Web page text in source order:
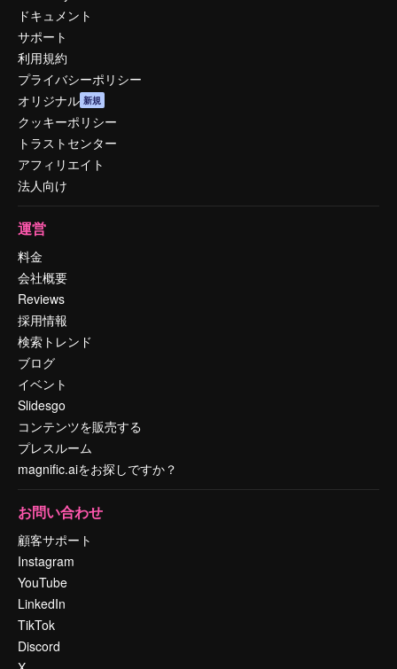
ドキュメント
サポート
利用規約
プライバシーポリシー
オリジナル 新規
クッキーポリシー
トラストセンター
アフィリエイト
法人向け
運営
料金
会社概要
Reviews
採用情報
検索トレンド
ブログ
イベント
Slidesgo
コンテンツを販売する
プレスルーム
magnific.aiをお探しですか？
お問い合わせ
顧客サポート
Instagram
YouTube
LinkedIn
TikTok
Discord